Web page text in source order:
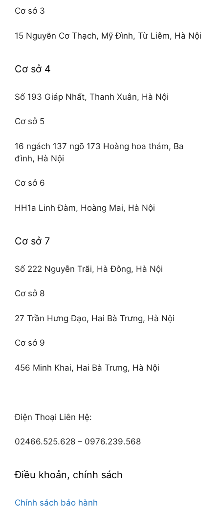
Cơ sở 3
15 Nguyễn Cơ Thạch, Mỹ Đình, Từ Liêm, Hà Nội
Cơ sở 4
Số 193 Giáp Nhất, Thanh Xuân, Hà Nội
Cơ sở 5
16 ngách 137 ngõ 173 Hoàng hoa thám, Ba
đình, Hà Nội
Cơ sở 6
HH1a Linh Đàm, Hoàng Mai, Hà Nội
Cơ sở 7
Số 222 Nguyễn Trãi, Hà Đông, Hà Nội
Cơ sở 8
27 Trần Hưng Đạo, Hai Bà Trưng, Hà Nội
Cơ sở 9
456 Minh Khai, Hai Bà Trưng, Hà Nội
Điện Thoại Liên Hệ:
02466.525.628 – 0976.239.568
Điều khoản, chính sách
Chính sách bảo hành